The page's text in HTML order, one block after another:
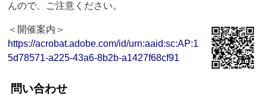
んので、ご注意ください。
＜開催案内＞
https://acrobat.adobe.com/id/urn:aaid:sc:AP:1
5d78571-a225-43a6-8b2b-a1427f68cf91
問い合わせ